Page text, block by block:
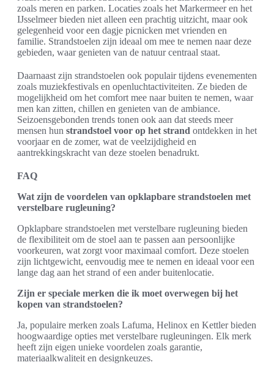
zoals meren en parken. Locaties zoals het Markermeer en het
IJsselmeer bieden niet alleen een prachtig uitzicht, maar ook
gelegenheid voor een dagje picnicken met vrienden en
familie. Strandstoelen zijn ideaal om mee te nemen naar deze
gebieden, waar genieten van de natuur centraal staat.
Daarnaast zijn strandstoelen ook populair tijdens evenementen
zoals muziekfestivals en openluchtactiviteiten. Ze bieden de
mogelijkheid om het comfort mee naar buiten te nemen, waar
men kan zitten, chillen en genieten van de ambiance.
Seizoensgebonden trends tonen ook aan dat steeds meer
mensen hun strandstoel voor op het strand ontdekken in het
voorjaar en de zomer, wat de veelzijdigheid en
aantrekkingskracht van deze stoelen benadrukt.
FAQ
Wat zijn de voordelen van opklapbare strandstoelen met
verstelbare rugleuning?
Opklapbare strandstoelen met verstelbare rugleuning bieden
de flexibiliteit om de stoel aan te passen aan persoonlijke
voorkeuren, wat zorgt voor maximaal comfort. Deze stoelen
zijn lichtgewicht, eenvoudig mee te nemen en ideaal voor een
lange dag aan het strand of een ander buitenlocatie.
Zijn er speciale merken die ik moet overwegen bij het
kopen van strandstoelen?
Ja, populaire merken zoals Lafuma, Helinox en Kettler bieden
hoogwaardige opties met verstelbare rugleuningen. Elk merk
heeft zijn eigen unieke voordelen zoals garantie,
materiaalkwaliteit en designkeuzes.